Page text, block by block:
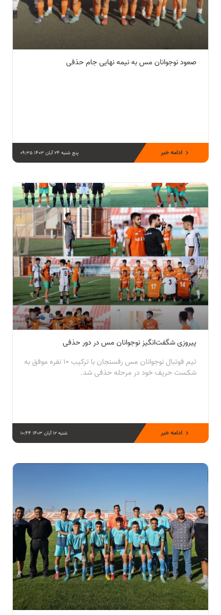
صعود نوجوانان مس به نیمه نهایی جام حذفی
پنج شنبه 24 آبان 1403 09:35 ادامه خبر
پیروزی شگفت‌انگیز نوجوانان مس در دور حذفی
تیم فوتبال نوجوانان مس رفسنجان با ترکیب ۱۰ نفره موفق به
شکست حریف خود در مرحله حذفی شد.
شنبه 12 آبان 1403 10:44 ادامه خبر